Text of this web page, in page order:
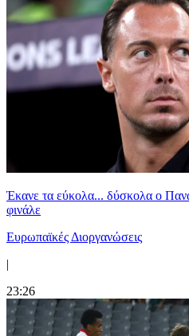
Έκανε τα εύκολα... δύσκολα ο
φινάλε
Ευρωπαϊκές Διοργανώσεις
|
23:26